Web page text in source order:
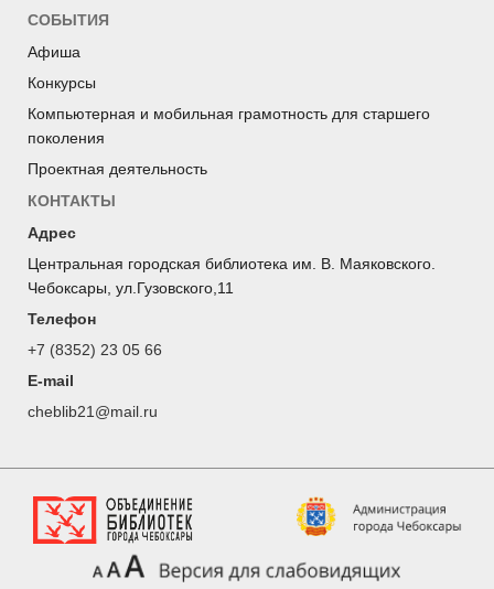
СОБЫТИЯ
Афиша
Конкурсы
Компьютерная и мобильная грамотность для старшего
поколения
Проектная деятельность
КОНТАКТЫ
Адрес
Центральная городская библиотека им. В. Маяковского.
Чебоксары, ул.Гузовского,11
Телефон
+7 (8352) 23 05 66
E-mail
cheblib21@mail.ru